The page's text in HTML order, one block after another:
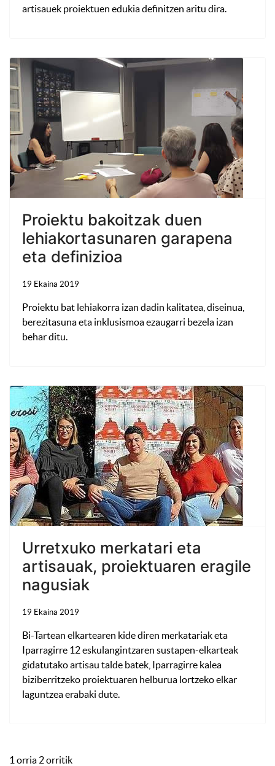
artisauek proiektuen edukia definitzen aritu dira.
Proiektu bakoitzak duen
lehiakortasunaren garapena
eta definizioa
19 Ekaina 2019
Proiektu bat lehiakorra izan dadin kalitatea, diseinua,
berezitasuna eta inklusismoa ezaugarri bezela izan
behar ditu.
Urretxuko merkatari eta
artisauak, proiektuaren eragile
nagusiak
19 Ekaina 2019
Bi-Tartean elkartearen kide diren merkatariak eta
Iparragirre 12 eskulangintzaren sustapen-elkarteak
gidatutako artisau talde batek, Iparragirre kalea
biziberritzeko proiektuaren helburua lortzeko elkar
laguntzea erabaki dute.
1 orria 2 orritik